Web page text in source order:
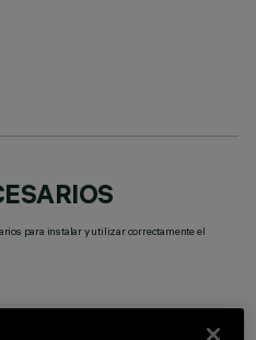
para instalar y utilizar correctamente el